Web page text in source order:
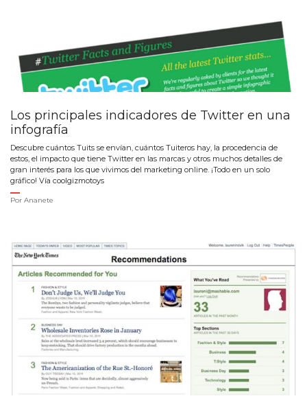
Los principales indicadores de Twitter en una
infografía
Descubre cuántos Tuits se envían, cuántos Tuiteros hay, la procedencia de
estos, el impacto que tiene Twitter en las marcas y otros muchos detalles de
gran interés para los que vivimos del marketing online. ¡Todo en un solo
gráfico! Vía coolgizmotoys
Por Ananete